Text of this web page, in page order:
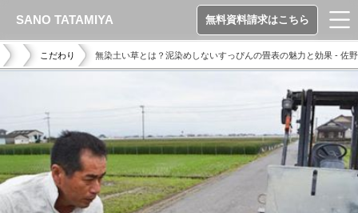
こだわり 無染土い草とは？泥染めしないすっぴんの畳表の魅力と効果 - 佐
SANO TATAMIYA 無料資料請求はこちら